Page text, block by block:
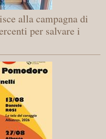
alla campagna di
per salvare i